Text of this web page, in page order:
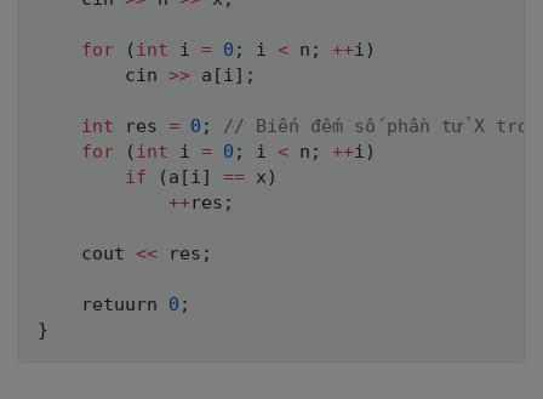
for ( int i = 0 ; i < n ; ++i )
        cin
>> a [i] ;
int res = 0 ;
// Biến đếm số phần tử X
for
( int i = 0 ; i < n ; ++i )
if
( a [i] == x )
++res ;
    cout
<< res ;
    retuurn
0 ;
}